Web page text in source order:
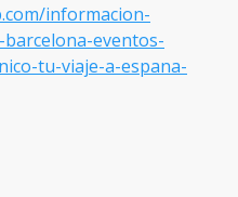
informacion-
eventos-
tu-viaje-a-espana-